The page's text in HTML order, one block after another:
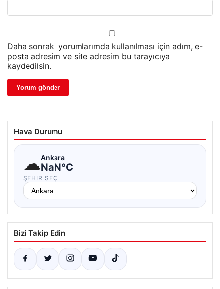
Daha sonraki yorumlarımda kullanılması için adım, e-
posta adresim ve site adresim bu tarayıcıya
kaydedilsin.
Hava Durumu
☁Ankara
NaN°C
ŞEHIR SEÇ
Bizi Takip Edin